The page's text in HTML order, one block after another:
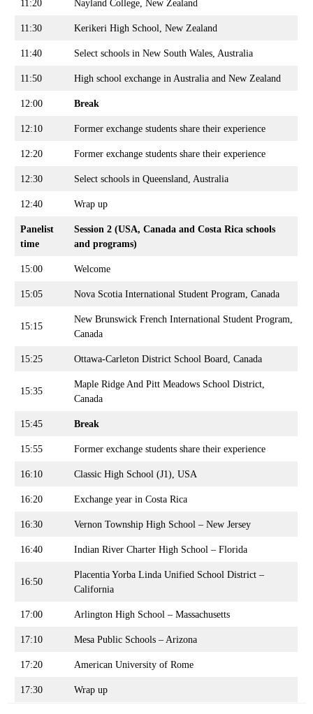
11:20 Nayland College, New Zealand
11:30 Kerikeri High School, New Zealand
11:40 Select schools in New South Wales, Australia
11:50 High school exchange in Australia and New Zealand
12:00 Break
12:10 Former exchange students share their experience
12:20 Former exchange students share their experience
12:30 Select schools in Queensland, Australia
12:40 Wrap up
Panelist
time
Session 2 (USA, Canada and Costa Rica schools
and programs)
15:00 Welcome
15:05 Nova Scotia International Student Program, Canada
15:15
New Brunswick French International Student Program,
Canada
15:25 Ottawa-Carleton District School Board, Canada
15:35
Maple Ridge And Pitt Meadows School District,
Canada
15:45 Break
15:55 Former exchange students share their experience
16:10 Classic High School (J1), USA
16:20 Exchange year in Costa Rica
16:30 Vernon Township High School – New Jersey
16:40 Indian River Charter High School – Florida
16:50
Placentia Yorba Linda Unified School District –
California
17:00 Arlington High School – Massachusetts
17:10 Mesa Public Schools – Arizona
17:20 American University of Rome
17:30 Wrap up